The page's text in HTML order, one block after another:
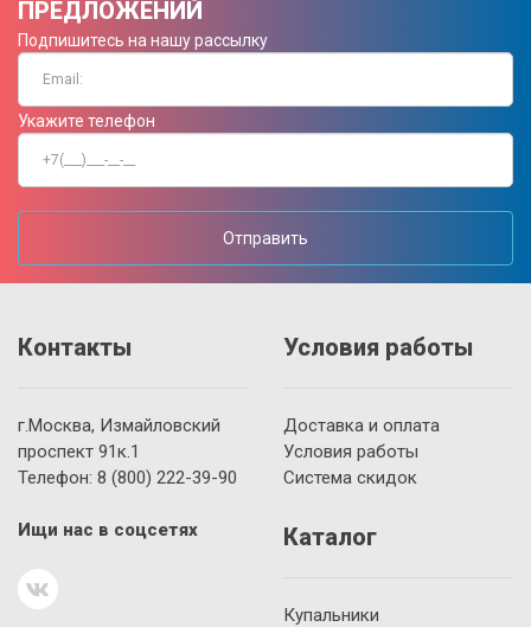
ПРЕДЛОЖЕНИЙ
Подпишитесь на нашу рассылку
Укажите телефон
Отправить
Контакты
г.Москва, Измайловский
проспект 91к.1
Телефон: 8 (800) 222-39-90
Ищи нас в соцсетях
Условия работы
Доставка и оплата
Условия работы
Система скидок
Каталог
Купальники